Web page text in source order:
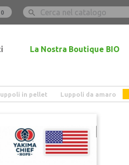

La Nostra Boutique BIO
in pellet Luppoli da amaro